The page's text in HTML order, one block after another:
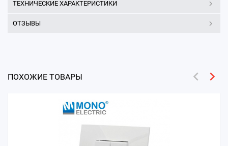
ТЕХНИЧЕСКИЕ ХАРАКТЕРИСТИКИ
ОТЗЫВЫ
ПОХОЖИЕ ТОВАРЫ